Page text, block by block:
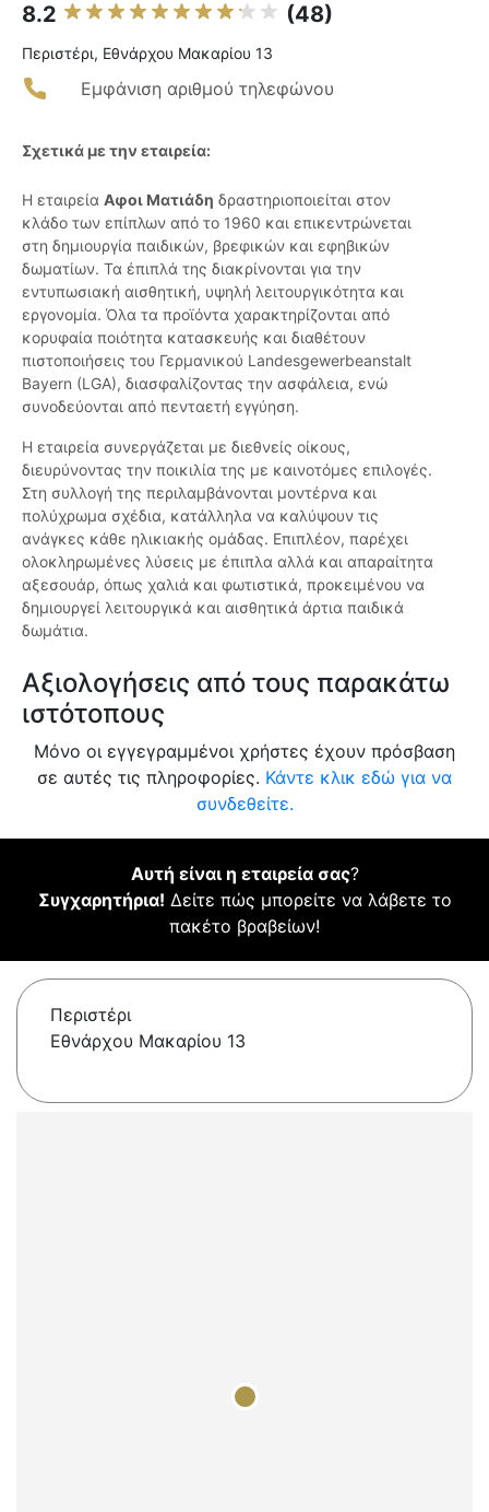
8.2 (48)
Περιστέρι, Εθνάρχου Μακαρίου 13
Εμφάνιση αριθμού τηλεφώνου
Σχετικά με την εταιρεία:
Η εταιρεία Αφοι Ματιάδη δραστηριοποιείται στον
κλάδο των επίπλων από το 1960 και επικεντρώνεται
στη δημιουργία παιδικών, βρεφικών και εφηβικών
δωματίων. Τα έπιπλά της διακρίνονται για την
εντυπωσιακή αισθητική, υψηλή λειτουργικότητα και
εργονομία. Όλα τα προϊόντα χαρακτηρίζονται από
κορυφαία ποιότητα κατασκευής και διαθέτουν
πιστοποιήσεις του Γερμανικού Landesgewerbeanstalt
Bayern (LGA), διασφαλίζοντας την ασφάλεια, ενώ
συνοδεύονται από πενταετή εγγύηση.
Η εταιρεία συνεργάζεται με διεθνείς οίκους,
διευρύνοντας την ποικιλία της με καινοτόμες επιλογές.
Στη συλλογή της περιλαμβάνονται μοντέρνα και
πολύχρωμα σχέδια, κατάλληλα να καλύψουν τις
ανάγκες κάθε ηλικιακής ομάδας. Επιπλέον, παρέχει
ολοκληρωμένες λύσεις με έπιπλα αλλά και απαραίτητα
αξεσουάρ, όπως χαλιά και φωτιστικά, προκειμένου να
δημιουργεί λειτουργικά και αισθητικά άρτια παιδικά
δωμάτια.
Αξιολογήσεις από τους παρακάτω
ιστότοπους
Μόνο οι εγγεγραμμένοι χρήστες έχουν πρόσβαση
σε αυτές τις πληροφορίες. Κάντε κλικ εδώ για να
συνδεθείτε.
Αυτή είναι η εταιρεία σας?
Συγχαρητήρια! Δείτε πώς μπορείτε να λάβετε το
πακέτο βραβείων!
Περιστέρι
Εθνάρχου Μακαρίου 13